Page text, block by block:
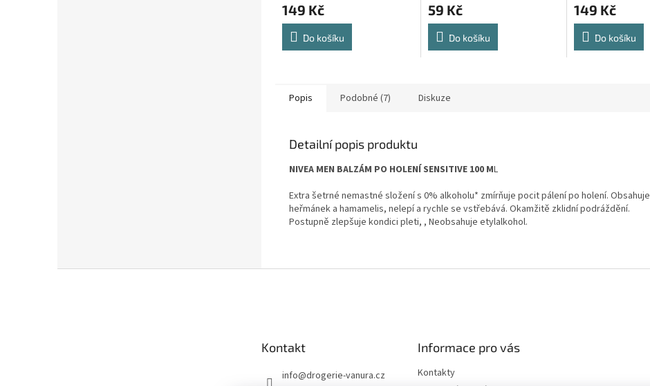
149 Kč
Do košíku
59 Kč
Do košíku
149 Kč
Do košíku
Popis Podobné (7) Diskuze
Detailní popis produktu
NIVEA MEN BALZÁM PO HOLENÍ SENSITIVE 100 ML
Extra šetrné nemastné složení s 0% alkoholu* zmírňuje pocit pálení po holení. Obsahuje
heřmánek a hamamelis, nelepí a rychle se vstřebává. Okamžitě zklidní podráždění.
Postupně zlepšuje kondici pleti, , Neobsahuje etylalkohol.
Kontakt
info@drogerie-vanura.cz
Informace pro vás
Kontakty